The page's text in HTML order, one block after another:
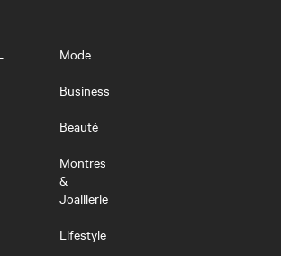
Mode
Business
Beauté
Montres
&
Joaillerie
Lifestyle